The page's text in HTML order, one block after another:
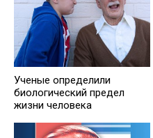
Ученые определили
биологический предел
жизни человека